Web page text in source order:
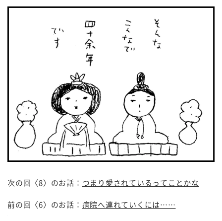
次の回〈8〉のお話： つまり愛されているってことかな
前の回〈6〉のお話： 病院へ連れていくには……